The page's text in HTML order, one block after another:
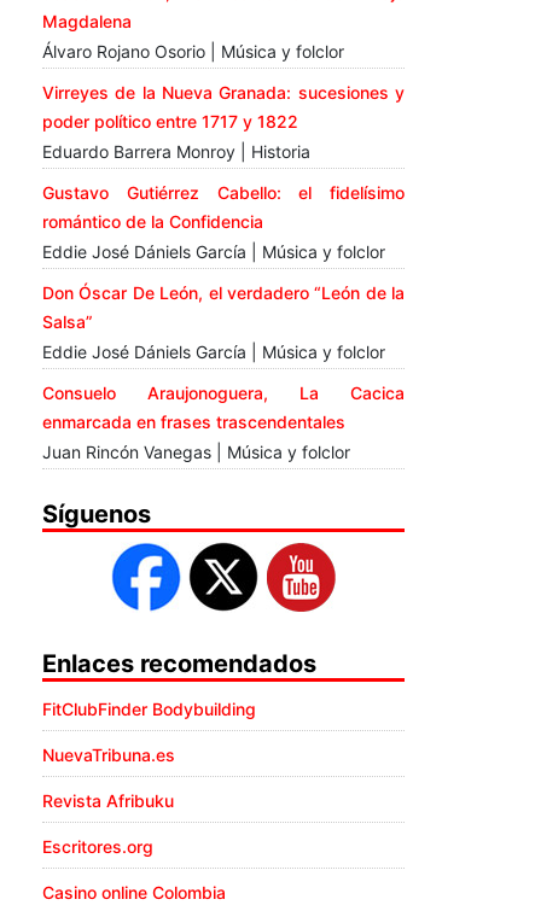
Magdalena
Álvaro Rojano Osorio | Música y folclor
Virreyes de la Nueva Granada: sucesiones y
poder político entre 1717 y 1822
Eduardo Barrera Monroy | Historia
Gustavo Gutiérrez Cabello: el fidelísimo
romántico de la Confidencia
Eddie José Dániels García | Música y folclor
Don Óscar De León, el verdadero “León de la
Salsa”
Eddie José Dániels García | Música y folclor
Consuelo Araujonoguera, La Cacica
enmarcada en frases trascendentales
Juan Rincón Vanegas | Música y folclor
Síguenos
Enlaces recomendados
FitClubFinder Bodybuilding
NuevaTribuna.es
Revista Afribuku
Escritores.org
Casino online Colombia